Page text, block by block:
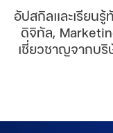
อัปสกิลและเรียนรู้
ดิจิทัล,
เชี่ยวชาญจากบ